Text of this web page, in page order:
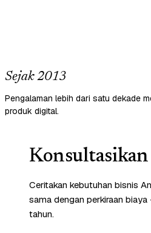
Sejak 2013
Pengalaman lebih dari satu dekade
produk digital.
Ceritakan kebutuhan bisnis
sama dengan perkiraan
tahun.